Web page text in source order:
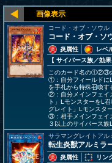
コード・オブ・ソウル
コード・オブ・ソ
炎属性
レベ
【 サイバース族／効果
このカード名の①②③
①：自分フィールドに
を手札から特殊召喚す
②：自分メインフェイ
ト」LモンスターをL
グレイト」Lモンスタ
③：相手メインフェイ
３以上のサイバース族
サラマングレイトアル
転生炎獣アルミラ
炎属性
リン